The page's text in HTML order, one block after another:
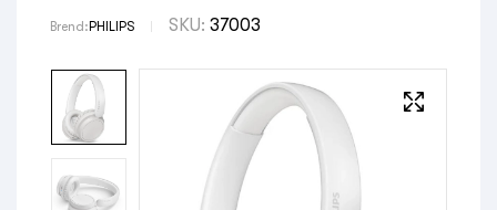
Brend: PHILIPS SKU: 37003